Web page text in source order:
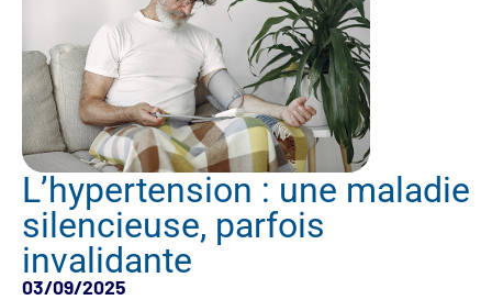
L’hypertension : une maladie
silencieuse, parfois
invalidante
03/09/2025